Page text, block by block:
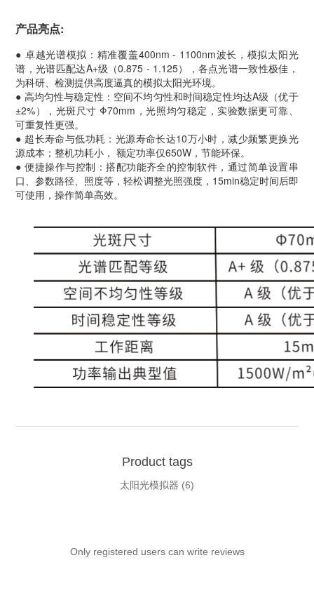
产品亮点:
● 卓越光谱模拟：精准覆盖400nm - 1100nm波长，模拟太阳光
谱，光谱匹配达A+级（0.875 - 1.125），各点光谱一致性极佳，
为科研、检测提供高度逼真的模拟太阳光环境。
● 高均匀性与稳定性：空间不均匀性和时间稳定性均达A级（优于
±2%），光斑尺寸 Φ70mm，光照均匀稳定，实验数据更可靠、
可重复性更强。
● 超长寿命与低功耗：光源寿命长达10万小时，减少频繁更换光
源成本；整机功耗小， 额定功率仅650W，节能环保。
● 便捷操作与控制：搭配功能齐全的控制软件，通过简单设置串
口、参数路径、照度等，轻松调整光照强度，15min稳定时间后即
可使用，操作简单高效。
Product tags
太阳光模拟器 (6)
Only registered users can write reviews